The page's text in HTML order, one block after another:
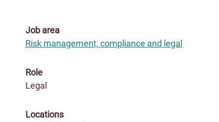
Job area
Risk management, compliance and legal
Role
Legal
Locations